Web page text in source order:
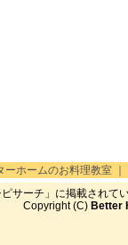
ーホームのお料理教室
ピサーチ」に掲載され
Copyright (C) Better